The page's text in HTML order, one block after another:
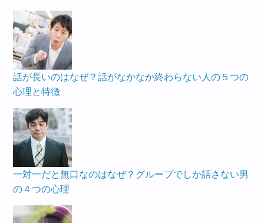
話が長いのはなぜ？話がなかなか終わらない人の５つの
心理と特徴
一対一だと無口なのはなぜ？グループでしか話さない男
の４つの心理